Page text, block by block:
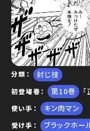
超人総選挙
新超人募集
ゆで問答
分類 封じ技
初登場巻 10
使い手 キン肉マン
受け手
ブラックホー